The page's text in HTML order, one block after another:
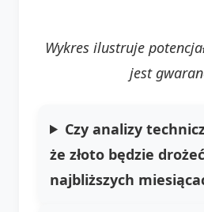
Wykres ilustruje
jest
Czy analizy
że złoto będzie
najbliższych